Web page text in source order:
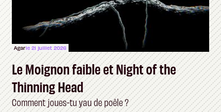
Agarle 21 juillet 2026
Le Moignon faible et Night of the
Thinning Head
Comment joues-tu yau de poêle ?